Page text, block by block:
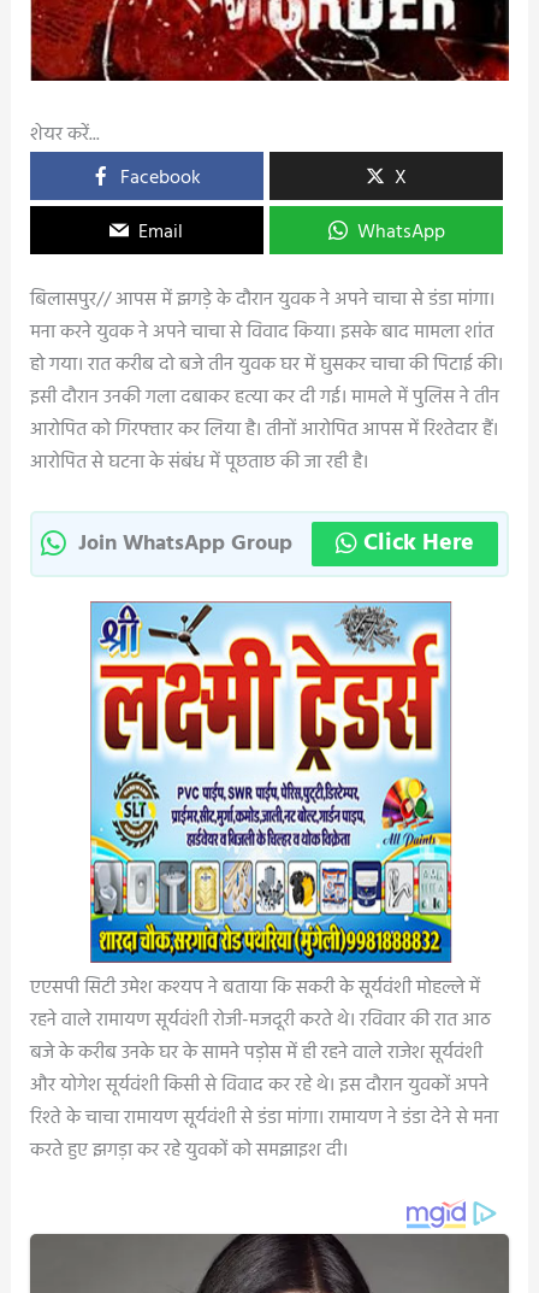
शेयर करें...
Facebook
X
Email
WhatsApp
बिलासपुर// आपस में झगड़े के दौरान युवक ने अपने चाचा से डंडा मांगा।
मना करने युवक ने अपने चाचा से विवाद किया। इसके बाद मामला शांत
हो गया। रात करीब दो बजे तीन युवक घर में घुसकर चाचा की पिटाई की।
इसी दौरान उनकी गला दबाकर हत्या कर दी गई। मामले में पुलिस ने तीन
आरोपित को गिरफ्तार कर लिया है। तीनों आरोपित आपस में रिश्तेदार हैं।
आरोपित से घटना के संबंध में पूछताछ की जा रही है।
Join WhatsApp Group Click Here
एएसपी सिटी उमेश कश्यप ने बताया कि सकरी के सूर्यवंशी मोहल्ले में
रहने वाले रामायण सूर्यवंशी रोजी-मजदूरी करते थे। रविवार की रात आठ
बजे के करीब उनके घर के सामने पड़ोस में ही रहने वाले राजेश सूर्यवंशी
और योगेश सूर्यवंशी किसी से विवाद कर रहे थे। इस दौरान युवकों अपने
रिश्ते के चाचा रामायण सूर्यवंशी से डंडा मांगा। रामायण ने डंडा देने से मना
करते हुए झगड़ा कर रहे युवकों को समझाइश दी।